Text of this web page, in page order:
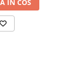
IN COS